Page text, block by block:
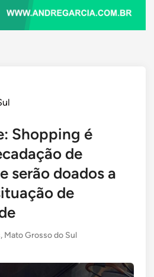
Shopping é
de
serão doados a
de
, Mato Grosso do Sul